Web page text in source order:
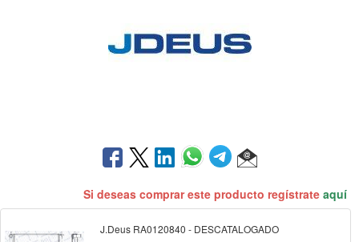
Si deseas comprar este producto regístrate aquí
J.Deus RA0120840 - DESCATALOGADO